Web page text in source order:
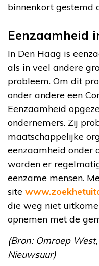
binnenkort gestemd
Eenzaamheid
In Den Haag is
als in veel andere
probleem. Om dit
onder andere een
Eenzaamheid
ondernemers. Zij
maatschappelijke
eenzaamheid onder
worden er
eenzame mensen.
site
die weg niet
opnemen met de
(Bron: Omroep
Nieuwsuur)